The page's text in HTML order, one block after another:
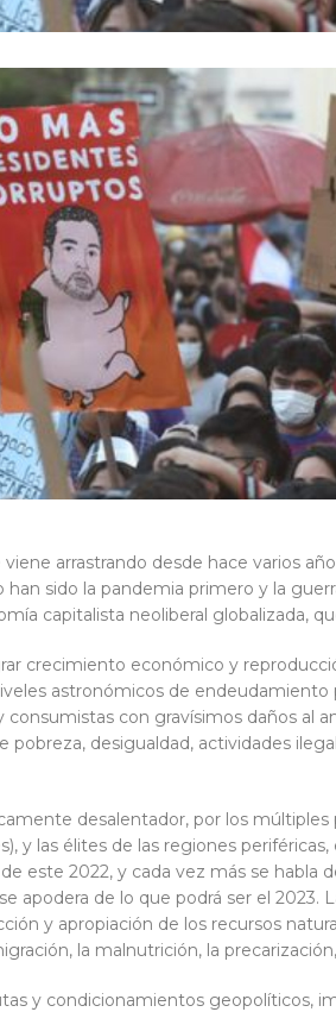
arrastrando desde hace varios
sido la pandemia primero y la
capitalista neoliberal globalizada,
crecimiento económico y
astronómicos de endeudamiento
con gravísimos daños al
desigualdad, actividades
desalentador, por los
y las élites de las regiones
este 2022, y cada vez más se habla
apodera de lo que podrá ser el 2023.
y apropiación de los recursos
la malnutrición, la
y condicionamientos geopolíticos,